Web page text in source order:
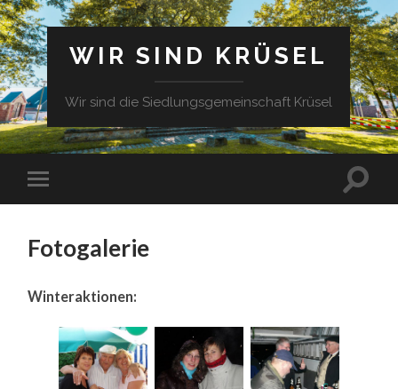
WIR SIND KRÜSEL
Wir sind die Siedlungsgemeinschaft Krüsel
Fotogalerie
Winteraktionen: